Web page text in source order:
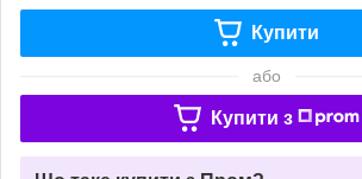
Купити
або
Купити з